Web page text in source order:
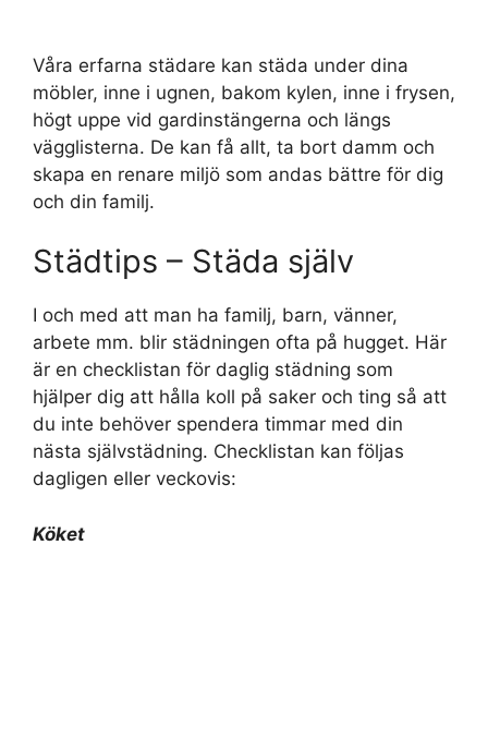
Våra erfarna städare kan städa under dina
möbler, inne i ugnen, bakom kylen, inne i frysen,
högt uppe vid gardinstängerna och längs
vägglisterna. De kan få allt, ta bort damm och
skapa en renare miljö som andas bättre för dig
och din familj.
Städtips – Städa själv
I och med att man ha familj, barn, vänner,
arbete mm. blir städningen ofta på hugget. Här
är en checklistan för daglig städning som
hjälper dig att hålla koll på saker och ting så att
du inte behöver spendera timmar med din
nästa självstädning. Checklistan kan följas
dagligen eller veckovis:
Köket